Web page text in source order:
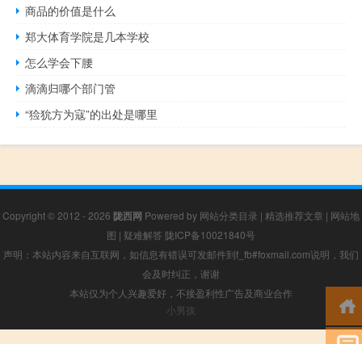
商品的价值是什么
郑大体育学院是几本学校
怎么学会下腰
滴滴归哪个部门管
“猃狁方为寇”的出处是哪里
Copyright © 2012 - 2026 陇西网 Powered by 网站分类目录 | 精选推荐文章 | 网站地
图 | 疑难解答 陇ICP备10021840号
声明：本站内容来自互联网，如信息有错误可发邮件到f_fb#foxmail.com说明，我们
会及时纠正，谢谢
本站仅为个人兴趣爱好，不接盈利性广告及商业合作
小男孩